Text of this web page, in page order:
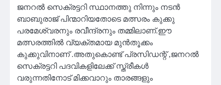
ജനറൽ സെക്രട്ടറി സ്ഥാനത്തു നിന്നും നടൻ
ബാബുരാജ് പിന്മാറിയതോടെ മത്സരം കുക്കു
പരമേശ്വരനും രവീന്ദ്രനും തമ്മിലാണ്.ഈ
മത്സരത്തിൽ വ്യക്തമായ മുൻ‌തൂക്കം
കുക്കുവിനാണ് .അതുകൊണ്ട് പ്രസിഡന്റ് ,ജനറൽ
സെക്രട്ടറി പദവികളിലേക്ക് സ്ത്രീകൾ
വരുന്നതിനോട് മിക്കവാറും താരങ്ങളും